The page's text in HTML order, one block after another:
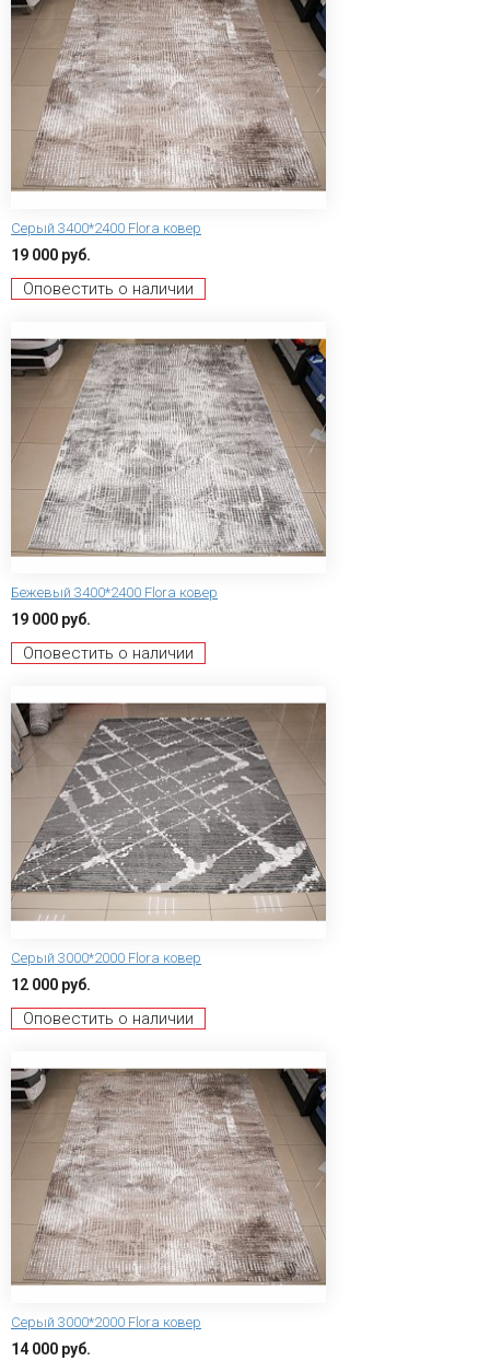
Серый 3400*2400 Flora ковер
19 000 руб.
Оповестить о наличии
Бежевый 3400*2400 Flora ковер
19 000 руб.
Оповестить о наличии
Серый 3000*2000 Flora ковер
12 000 руб.
Оповестить о наличии
Серый 3000*2000 Flora ковер
14 000 руб.